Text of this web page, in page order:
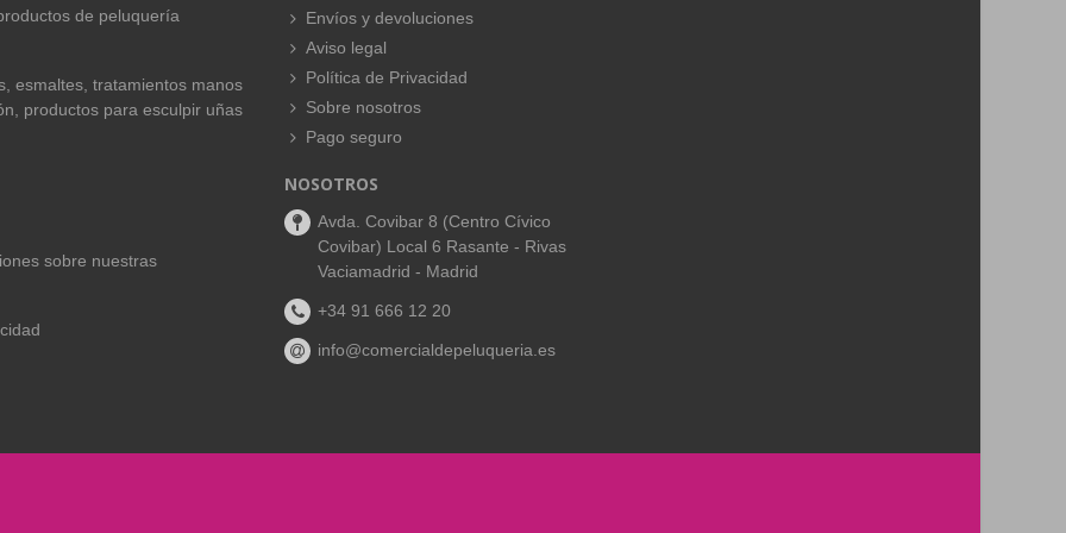
de peluquería
esmaltes, tratamientos manos
productos para esculpir uñas
sobre nuestras
Envíos y devoluciones
Aviso legal
Política de Privacidad
Sobre nosotros
Pago seguro
NOSOTROS
Avda. Covibar 8 (Centro Cívico
Covibar) Local 6 Rasante - Rivas
Vaciamadrid - Madrid
+34 91 666 12 20
info@comercialdepeluqueria.es